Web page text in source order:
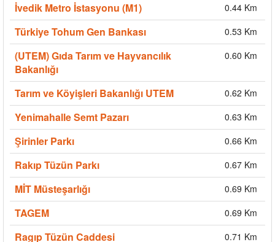
İvedik Metro İstasyonu (M1) 0.44 Km
Türkiye Tohum Gen Bankası 0.53 Km
(UTEM) Gıda Tarım ve Hayvancılık
Bakanlığı
0.60 Km
Tarım ve Köyişleri Bakanlığı UTEM 0.62 Km
Yenimahalle Semt Pazarı 0.63 Km
Şirinler Parkı 0.66 Km
Rakıp Tüzün Parkı 0.67 Km
MİT Müsteşarlığı 0.69 Km
TAGEM 0.69 Km
Ragıp Tüzün Caddesi 0.71 Km